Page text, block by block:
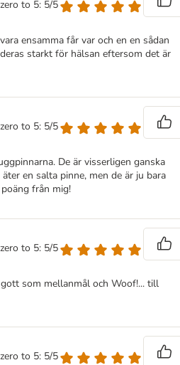
to 5: 5/5
ensamma får var och en en sådan
starkt för hälsan eftersom det är
to 5: 5/5
De är visserligen ganska
en salta pinne, men de är ju bara
från mig!
to 5: 5/5
gott som mellanmål och Woof!... till
to 5: 5/5